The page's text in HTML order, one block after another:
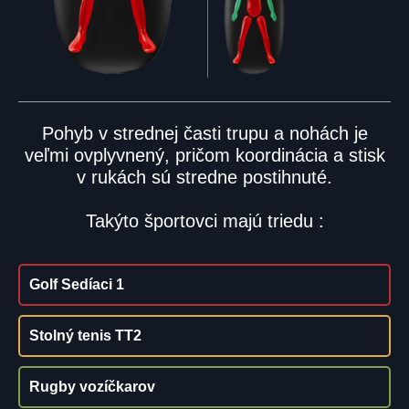
Pohyb v strednej časti trupu a nohách je
veľmi ovplyvnený, pričom koordinácia a stisk
v rukách sú stredne postihnuté.
Takýto športovci majú triedu :
Golf Sedíaci 1
Stolný tenis TT2
Rugby vozíčkarov